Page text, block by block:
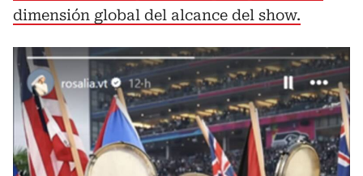
dimensión global del alcance del show.